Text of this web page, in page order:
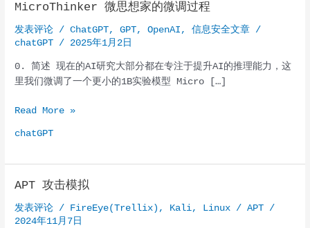
MicroThinker 微思想家的微调过程
发表评论 /ChatGPT,GPT,OpenAI ,信息安全文章 /
chatGPT / 2025年1月2日
0. 简述 现在的AI研究大部分都在专注于提升AI的推理能力，这
里我们微调了一个更小的1B实验模型 Micro […]
MicroThinker
的
微
调
Read More »
chatGPT
APT 攻击模拟
发表评论 / FireEye(Trellix) , Kali, Linux /APT /
2024年11月7日